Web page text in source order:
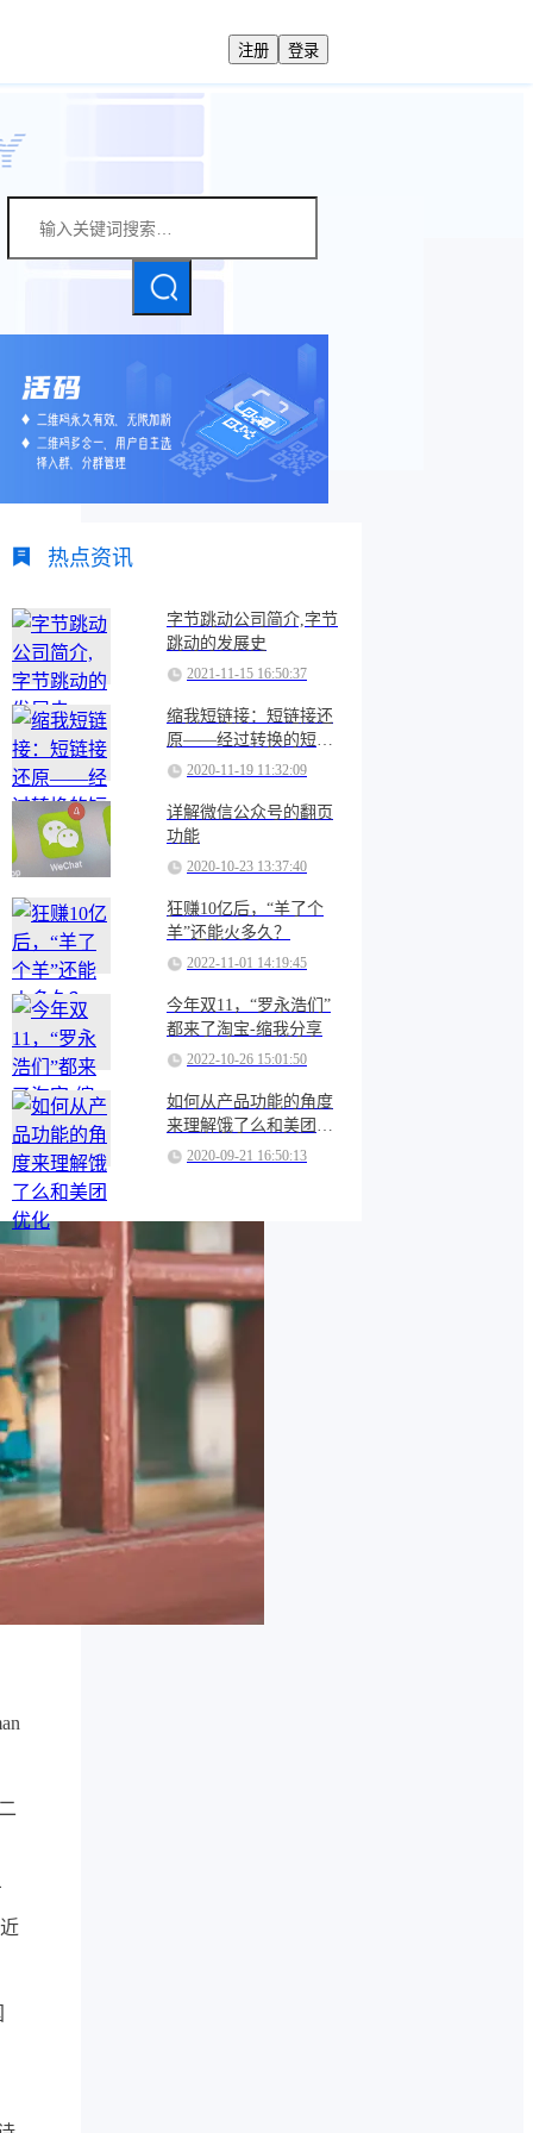
注册/登录
注册 登录
热点资讯
字节跳动公司简介,字节
跳动的发展史
2021-11-15 16:50:37
缩我短链接：短链接还
原——经过转换的短链
接可以还原吗？
2020-11-19 11:32:09
详解微信公众号的翻页
功能
2020-10-23 13:37:40
狂赚10亿后，“羊了个
羊”还能火多久？
2022-11-01 14:19:45
今年双11，“罗永浩们”
都来了淘宝-缩我分享
2022-10-26 15:01:50
如何从产品功能的角度
来理解饿了么和美团优
化 2020-09-21 16:50:13